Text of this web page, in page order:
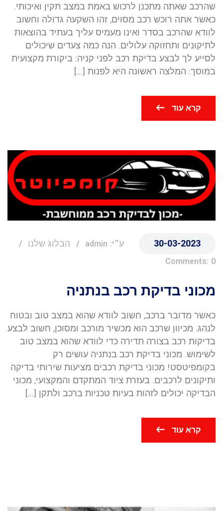
שהרכב שאתה מתכנן לרכוש באמת במצב תקין ואיכותי.
כאשר אתה רוכש רכב מסוים, זהו השקעה גדולה וחשוב
לוודא שהרכב בסדר ואינו מעמיס עליך בעתיד בהוצאות
לתיקונים ותחזוקה עלולים. הנה כמה צעדים שיכולים
לסייע לך לבצע בדיקת רכב לפני קניה: ביקורת מקצועית
במוסך: המלצה ראשונה היא לפנות […]
קרא עוד
30-03-2023 ע"י: admin
הבלוג שלנו
Comments: 0
מכוני בדיקת רכב בנתניה
כאשר מדובר ברכב, חשוב לוודא שהוא במצב טוב ובטוח
לנהג. מכיוון שרכב הוא מכשיר מורכב ומסוכן, חשוב לבצע
בדיקות רכב בצורה תדירה כדי לוודא שהוא במצב טוב
לשימוש. מכוני בדיקת רכב בנתניה עושים רק
בקומפיטסט! מכוני בדיקת רכבים מציעות שירותי בדיקה
ותיקונים לרכבים. בעזרת ציוד המתקדם והמקצועי, מכוני
הבדיקה יכולים לזהות בעיות טכניות ברכב ולתקן […]
קרא עוד